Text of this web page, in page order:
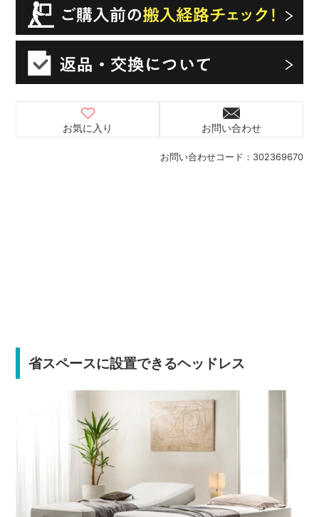
お問い合わせコード： 302369670
お気に入り お問い合わせ
省スペースに設置できるヘッドレス